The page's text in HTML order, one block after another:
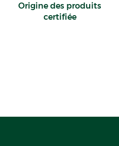
Origine des produits
certifiée